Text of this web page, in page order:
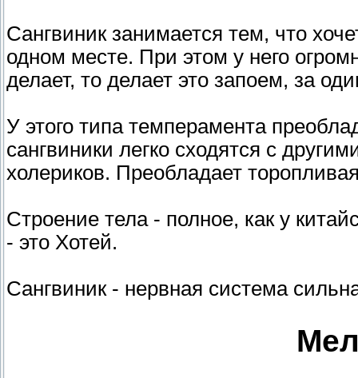
Сангвиник занимается тем, что
одном месте. При этом у него
делает, то делает это запоем, за
У этого типа темперамента
сангвиники легко сходятся с
холериков. Преобладает
Строение тела - полное, как у
- это Хотей.
Сангвиник - нервная система